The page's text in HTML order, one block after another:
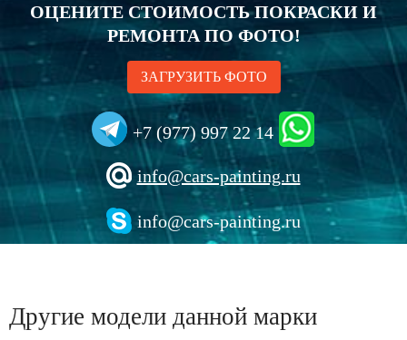
ОЦЕНИТЕ СТОИМОСТЬ ПОКРАСКИ И
РЕМОНТА ПО ФОТО!
ЗАГРУЗИТЬ ФОТО
+7 (977) 997 22 14
info@cars-painting.ru
info@cars-painting.ru
Другие модели данной марки